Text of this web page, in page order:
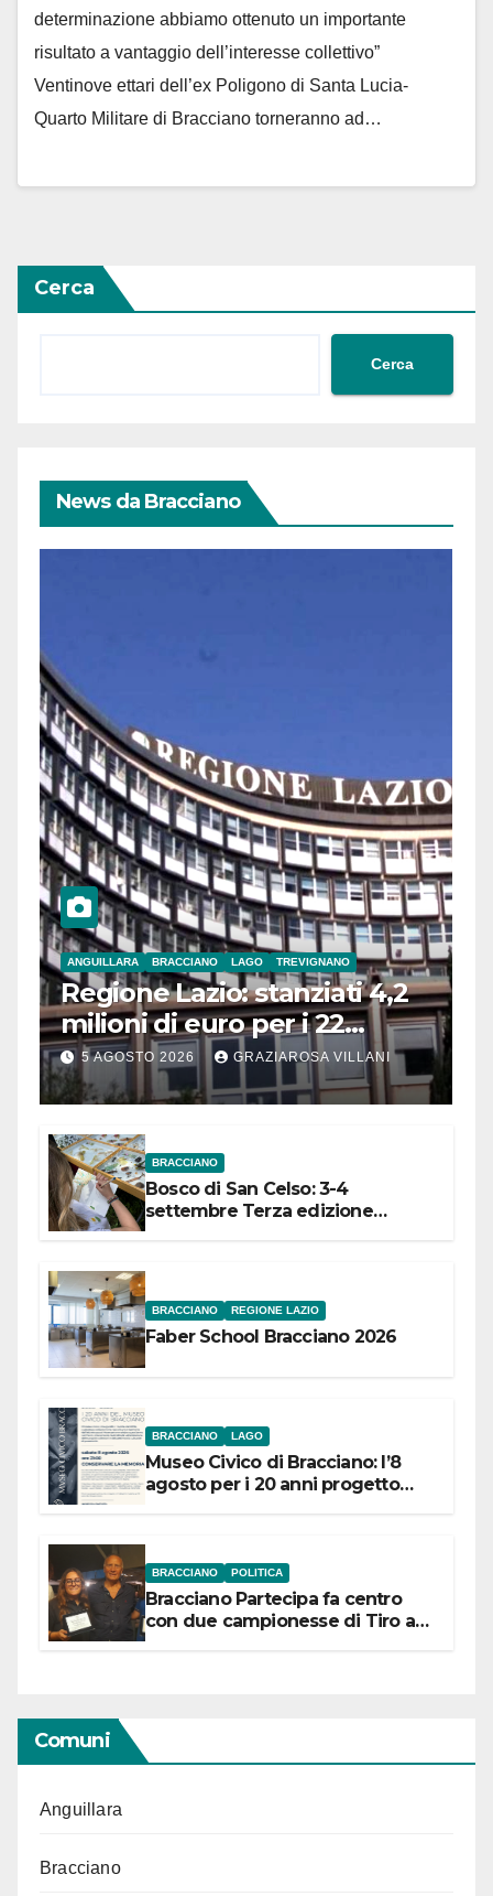
determinazione abbiamo ottenuto un importante
risultato a vantaggio dell’interesse collettivo”
Ventinove ettari dell’ex Poligono di Santa Lucia-
Quarto Militare di Bracciano torneranno ad…
Cerca
Cerca
News da Bracciano
ANGUILLARA BRACCIANO LAGO TREVIGNANO
Regione Lazio: stanziati 4,2
milioni di euro per i 22
Comuni dell’Etruria
Meridionale
5 AGOSTO 2026 GRAZIAROSA VILLANI
BRACCIANO
Bosco di San Celso: 3-4
settembre Terza edizione
BRACCIANO REGIONE LAZIO
Faber School Bracciano 2026
BRACCIANO LAGO
Museo Civico di Bracciano: l’8
agosto per i 20 anni progetto
BRACCIANO POLITICA
Bracciano Partecipa fa centro
con due campionesse di Tiro a
Comuni
Anguillara
Bracciano